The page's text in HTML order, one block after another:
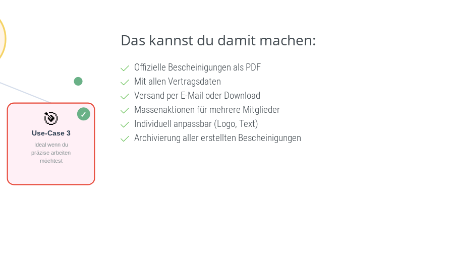
Das kannst du damit machen:
Offizielle Bescheinigungen als PDF
Mit allen Vertragsdaten
Versand per E-Mail oder Download
Massenaktionen für mehrere Mitglieder
Individuell anpassbar (Logo, Text)
Archivierung aller erstellten Bescheinigungen